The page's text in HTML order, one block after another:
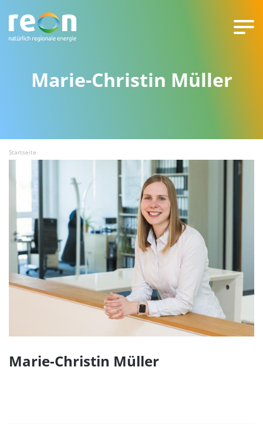
Marie-Christin Müller
Startseite
Marie-Christin Müller